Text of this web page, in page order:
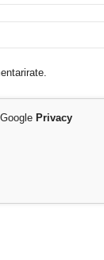
Privacy